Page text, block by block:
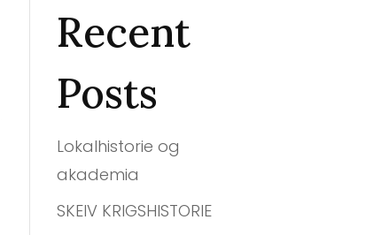
Recent
Posts
Lokalhistorie og
akademia
SKEIV KRIGSHISTORIE